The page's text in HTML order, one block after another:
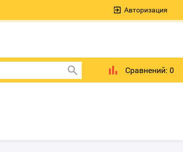
Авторизация
Сравнений: 0